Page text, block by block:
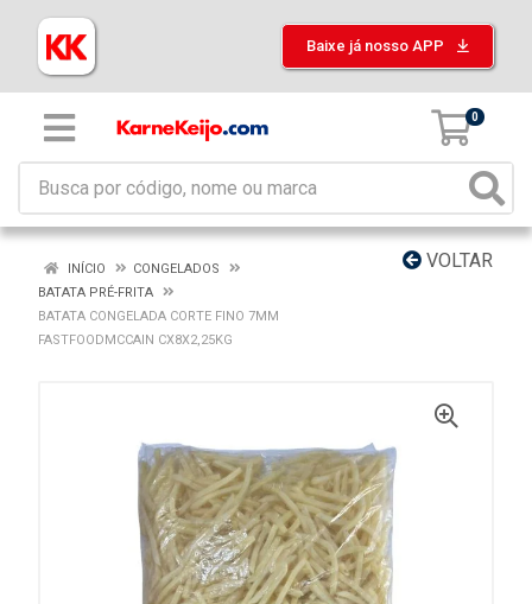
Baixe já nosso APP
0
VOLTAR
INÍCIO
CONGELADOS
BATATA PRÉ-FRITA
BATATA CONGELADA CORTE FINO 7MM
FASTFOODMCCAIN CX8X2,25KG